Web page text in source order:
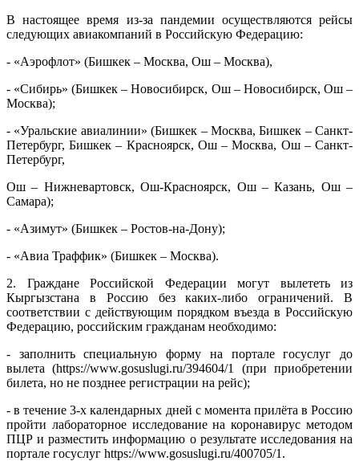
В настоящее время из-за пандемии осуществляются рейсы
следующих авиакомпаний в Российскую Федерацию:
- «Аэрофлот» (Бишкек – Москва, Ош – Москва),
- «Сибирь» (Бишкек – Новосибирск, Ош – Новосибирск, Ош –
Москва);
- «Уральские авиалинии» (Бишкек – Москва, Бишкек – Санкт-
Петербург, Бишкек – Красноярск, Ош – Москва, Ош – Санкт-
Петербург,
Ош – Нижневартовск, Ош-Красноярск, Ош – Казань, Ош –
Самара);
- «Азимут» (Бишкек – Ростов-на-Дону);
- «Авиа Траффик» (Бишкек – Москва).
2. Граждане Российской Федерации могут вылететь из
Кыргызстана в Россию без каких-либо ограничений. В
соответствии с действующим порядком въезда в Российскую
Федерацию, российским гражданам необходимо:
- заполнить специальную форму на портале госуслуг до
вылета (https://www.gosuslugi.ru/394604/1 (при приобретении
билета, но не позднее регистрации на рейс);
- в течение 3-х календарных дней с момента прилёта в Россию
пройти лабораторное исследование на коронавирус методом
ПЦР и разместить информацию о результате исследования на
портале госуслуг https://www.gosuslugi.ru/400705/1.